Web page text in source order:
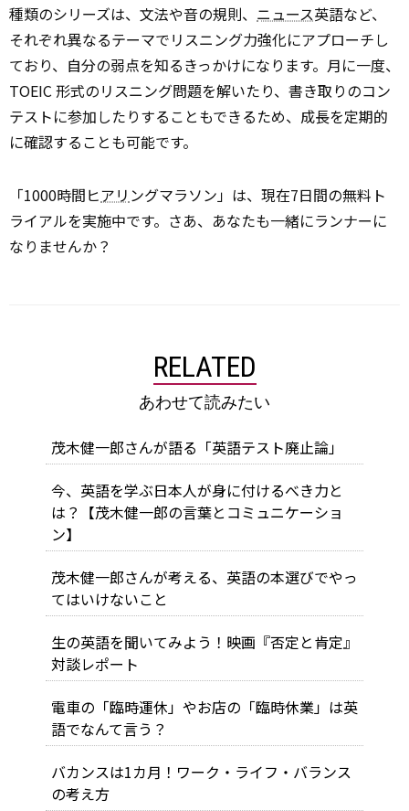
種類のシリーズは、文法や音の規則、 ニュース英語など、
それぞれ異なるテーマでリスニング力強化にアプローチし
ており、自分の弱点を知るきっかけになります。月に一度、
TOEIC 形式のリスニング問題を解いたり、書き取りのコン
テストに参加したりすることもできるため、成長を定期的
に確認することも可能です。
「1000時間ヒアリ ングマラソン」は、現在7日間の無料ト
ライアルを実施中です。さあ、あなたも一緒にランナーに
なりませんか？
RELATED
あわせて読みたい
茂木健一郎さんが語る「英語テスト廃止論」
今、英語を学ぶ日本人が身に付けるべき力と
は？【茂木健一郎の言葉とコミュニケーショ
ン】
茂木健一郎さんが考える、英語の本選びでやっ
てはいけないこと
生の英語を聞いてみよう！映画『否定と肯定』
対談レポート
電車の「臨時運休」やお店の「臨時休業」は英
語でなんて言う？
バカンスは1カ月！ワーク・ライフ・バランス
の考え方